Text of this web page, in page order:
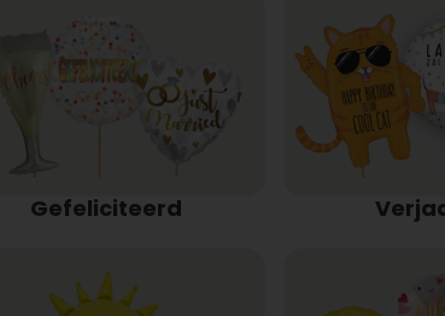
Gefeliciteerd